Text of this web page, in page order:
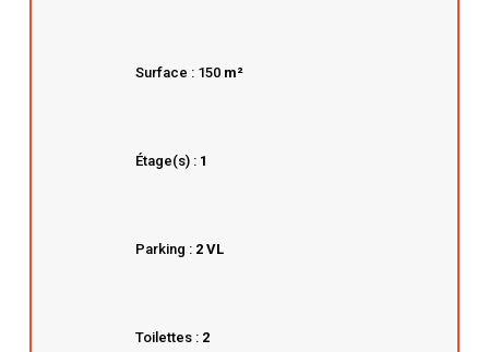
Surface : 150 m²
Étage(s) : 1
Parking : 2 VL
Toilettes : 2